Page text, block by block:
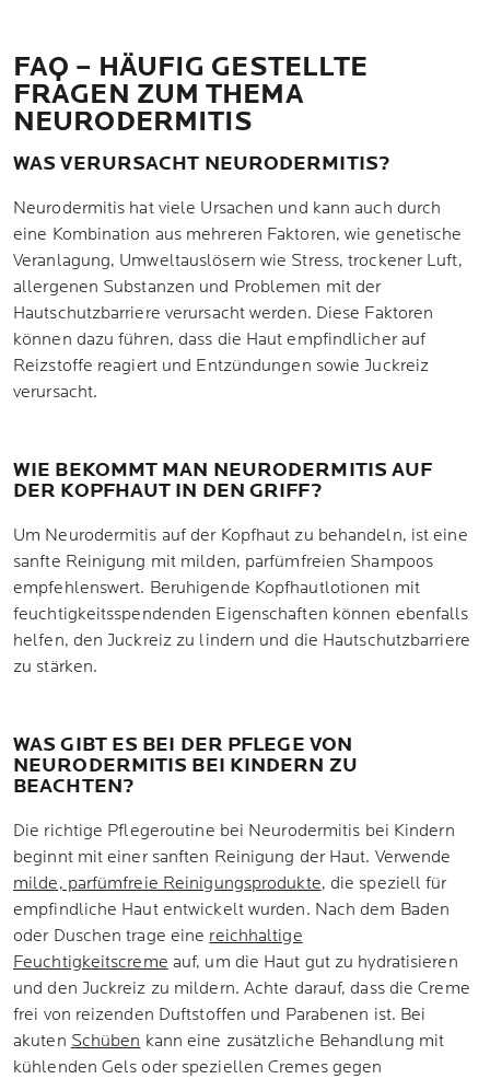
FAQ – HÄUFIG GESTELLTE
FRAGEN ZUM THEMA
NEURODERMITIS
WAS VERURSACHT NEURODERMITIS?
Neurodermitis hat viele Ursachen und kann auch durch
eine Kombination aus mehreren Faktoren, wie genetische
Veranlagung, Umweltauslösern wie Stress, trockener Luft,
allergenen Substanzen und Problemen mit der
Hautschutzbarriere verursacht werden. Diese Faktoren
können dazu führen, dass die Haut empfindlicher auf
Reizstoffe reagiert und Entzündungen sowie Juckreiz
verursacht.
WIE BEKOMMT MAN NEURODERMITIS AUF
DER KOPFHAUT IN DEN GRIFF?
Um Neurodermitis auf der Kopfhaut zu behandeln, ist eine
sanfte Reinigung mit milden, parfümfreien Shampoos
empfehlenswert. Beruhigende Kopfhautlotionen mit
feuchtigkeitsspendenden Eigenschaften können ebenfalls
helfen, den Juckreiz zu lindern und die Hautschutzbarriere
zu stärken.
WAS GIBT ES BEI DER PFLEGE VON
NEURODERMITIS BEI KINDERN ZU
BEACHTEN?
Die richtige Pflegeroutine bei Neurodermitis bei Kindern
beginnt mit einer sanften Reinigung der Haut. Verwende
milde, parfümfreie Reinigungsprodukte, die speziell für
empfindliche Haut entwickelt wurden. Nach dem Baden
oder Duschen trage eine reichhaltige
Feuchtigkeitscreme auf, um die Haut gut zu hydratisieren
und den Juckreiz zu mildern. Achte darauf, dass die Creme
frei von reizenden Duftstoffen und Parabenen ist. Bei
akuten Schüben kann eine zusätzliche Behandlung mit
kühlenden Gels oder speziellen Cremes gegen